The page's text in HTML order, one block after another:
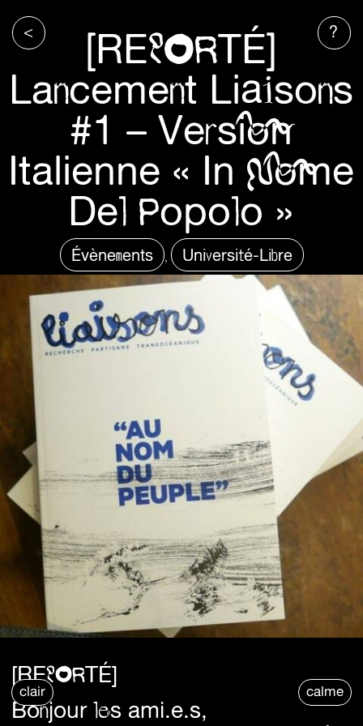
clair calme
< ?
[REPORTÉ]
Lancement Liaisons
#1 – Version
Italienne « In Nome
Del Popolo »
Évènements , Université-Libre
[REPORTÉ]
Bonjour les ami.e.s,